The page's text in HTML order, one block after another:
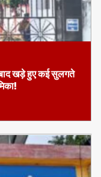
बाद खड़े हुए कई सुलगते